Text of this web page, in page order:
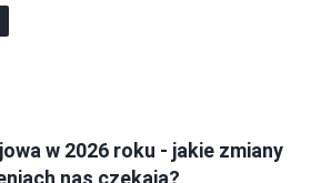
w 2026 roku - jakie zmiany
nas czekają?